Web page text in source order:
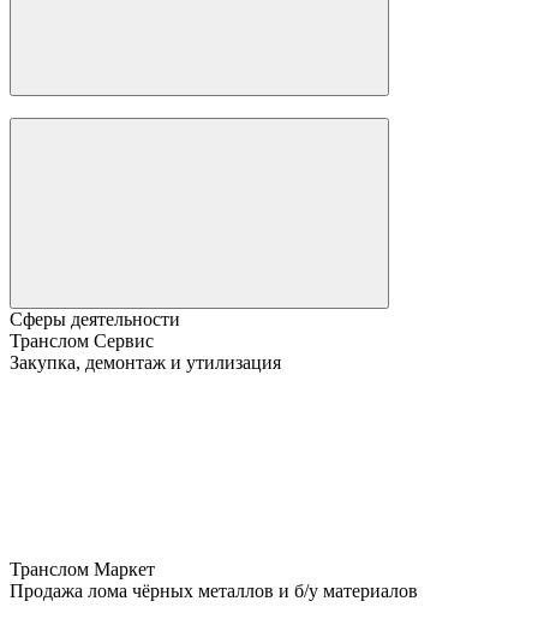
Сферы деятельности
Транслом Сервис
Закупка, демонтаж и утилизация
Транслом Маркет
Продажа лома чёрных металлов и б/у материалов